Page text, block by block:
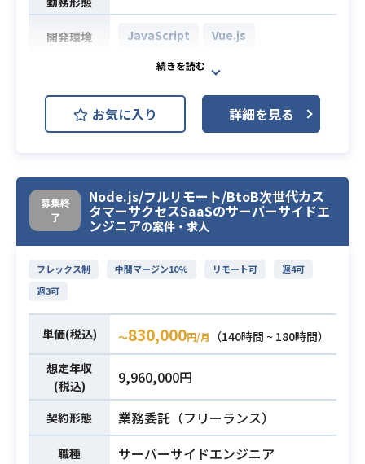
・Android開発実務経験1年
・アプリケーション設計経験
・チーム開発経験
・KotlinによるAndroidアプリの開発
経験
開発環境 JavaScript Vue.js
業務内容
保育事業に関連するWebサービスの
フロントエンド業務を行っていただ
きます。
Javascriptの経験が豊富で、エンド
力不足を補っていただける方を募集
します。
必須スキル
・フロントエンド業務（JavaScrip
・フロントエンド業務が得意である
お気に入り 詳細を見る
募集終
了
Node.js/フルリモート/BtoB次世代カス
タマーサクセスSaaSのサーバーサイドエ
ンジニアの案件・求人
フレックス制 中間マージン10% リモート可
週4可
週3可
単価(税込) 〜830,000円/月
（140時間 ~ 180時間）
想定年収
(税込)
9,960,000円
契約形態 業務委託（フリーランス）
職種 サーバーサイドエンジニア